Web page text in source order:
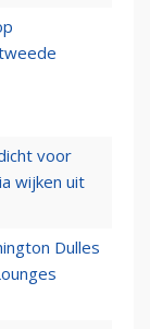
voor
wijken uit
Dulles